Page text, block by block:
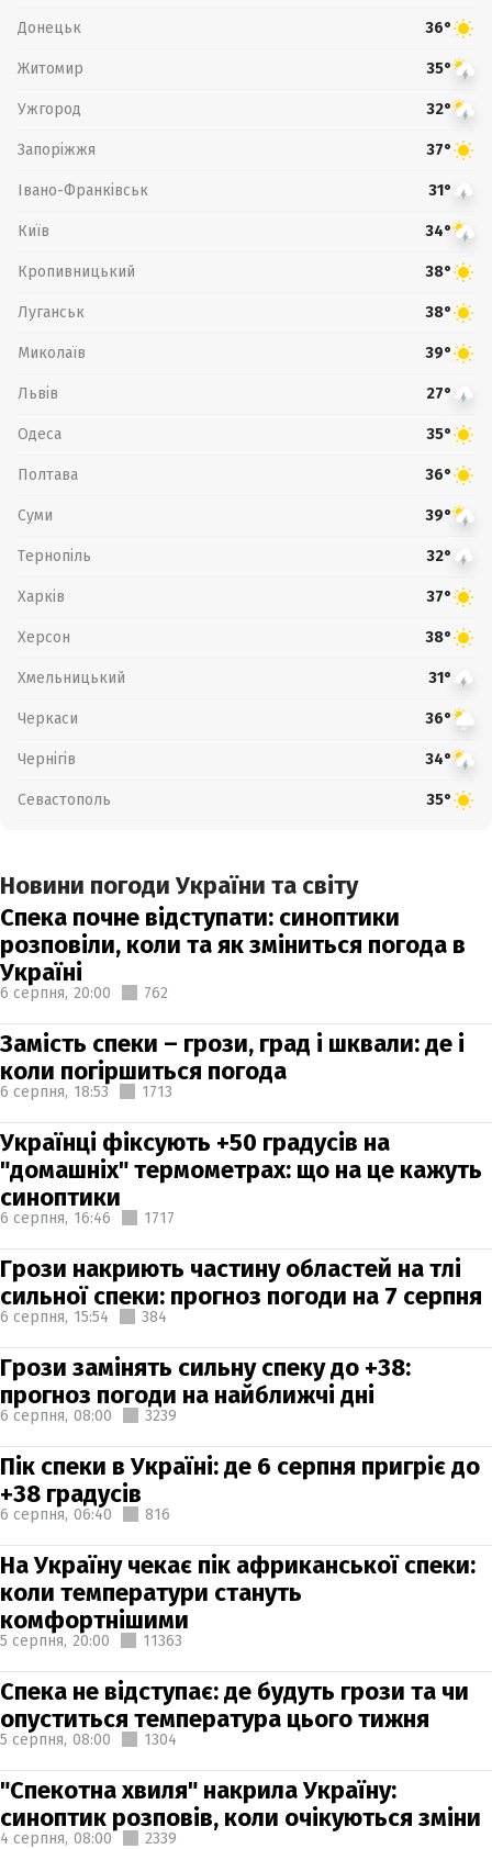
Донецьк 36°
Житомир 35°
Ужгород 32°
Запоріжжя 37°
Івано-Франківськ 31°
Київ 34°
Кропивницький 38°
Луганськ 38°
Миколаїв 39°
Львів 27°
Одеса 35°
Полтава 36°
Суми 39°
Тернопіль 32°
Харків 37°
Херсон 38°
Хмельницький 31°
Черкаси 36°
Чернігів 34°
Севастополь 35°
Новини погоди України та світу
Спека почне відступати: синоптики
розповіли, коли та як зміниться погода в
Україні
6 серпня, 20:00 762
Замість спеки – грози, град і шквали: де і
коли погіршиться погода
6 серпня, 18:53 1713
Українці фіксують +50 градусів на
"домашніх" термометрах: що на це кажуть
синоптики
6 серпня, 16:46 1717
Грози накриють частину областей на тлі
сильної спеки: прогноз погоди на 7 серпня
6 серпня, 15:54 384
Грози замінять сильну спеку до +38:
прогноз погоди на найближчі дні
6 серпня, 08:00 3239
Пік спеки в Україні: де 6 серпня пригріє до
+38 градусів
6 серпня, 06:40 816
На Україну чекає пік африканської спеки:
коли температури стануть
комфортнішими
5 серпня, 20:00 11363
Спека не відступає: де будуть грози та чи
опуститься температура цього тижня
5 серпня, 08:00 1304
"Спекотна хвиля" накрила Україну:
синоптик розповів, коли очікуються зміни
4 серпня, 08:00 2339